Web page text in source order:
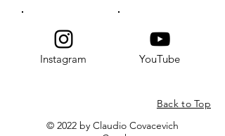
Instagram YouTube
Back to Top
© 2022 by Claudio Covacevich